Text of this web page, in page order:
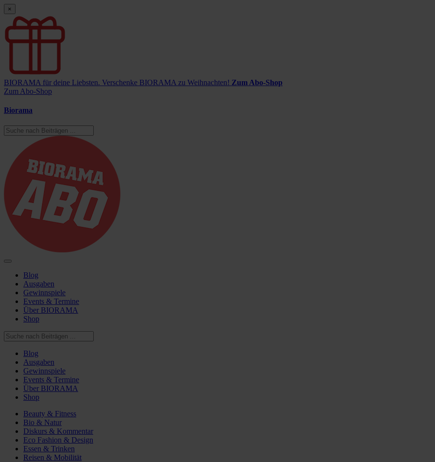
×
BIORAMA für deine Liebsten. Verschenke BIORAMA zu Weihnachten! Zum Abo-Shop
Zum Abo-Shop
Biorama
Blog
Ausgaben
Gewinnspiele
Events & Termine
Über BIORAMA
Shop
Blog
Ausgaben
Gewinnspiele
Events & Termine
Über BIORAMA
Shop
Beauty & Fitness
Bio & Natur
Diskurs & Kommentar
Eco Fashion & Design
Essen & Trinken
Reisen & Mobilität